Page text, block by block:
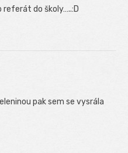
referát do školy…..:D
pak sem se vysrála